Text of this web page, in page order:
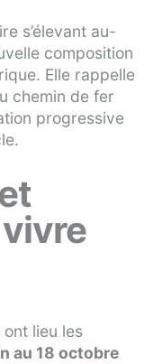
s’élevant au-
composition
Elle rappelle
chemin de fer
progressive
lieu les
au 18 octobre